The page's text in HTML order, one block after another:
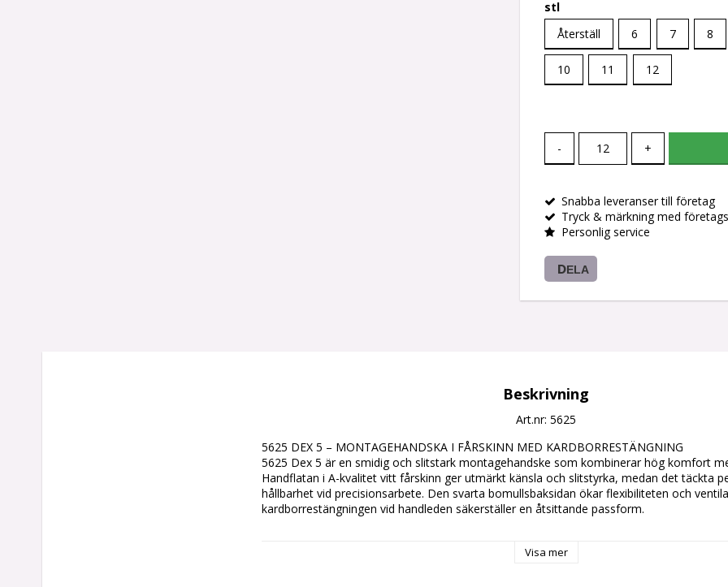
stl
Återställ
6 7 8
10 11 12
- +
Snabba leveranser till företag
Tryck & märkning med
Personlig service
DELA
Beskrivning
Art.nr: 5625
5625 DEX 5 – MONTAGEHANDSKA I FÅRSKINN MED KARDBORRESTÄNGNING
5625 Dex 5 är en smidig och slitstark montagehandske som kombinerar hög komfort
Handflatan i A-kvalitet vitt fårskinn ger utmärkt känsla och slitstyrka, medan det täckta
hållbarhet vid precisionsarbete. Den svarta bomullsbaksidan ökar flexibiliteten och
kardborrestängningen vid handleden säkerställer en åtsittande passform.
✔ Handflata: A-kvalitet vitt fårskinn för bra grepp och slitstyrka.
Visa mer